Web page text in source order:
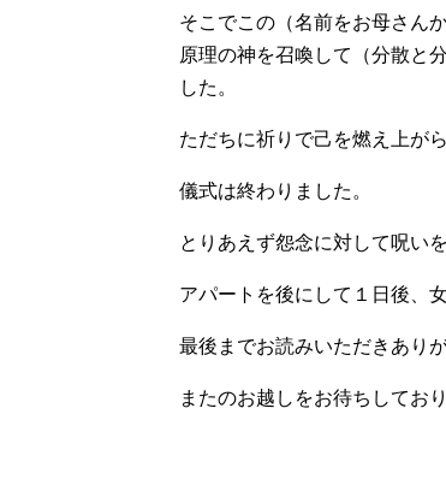
そこでこの（名前をお母さん
原理の神を召喚して（分散と
した。
ただちに祈りで己を燃え上が
儀式は終わりました。
とりあえず怨念に対して呪い
アパートを後にして１日後、
最後までお読みいただきあり
またのお越しをお待ちしており